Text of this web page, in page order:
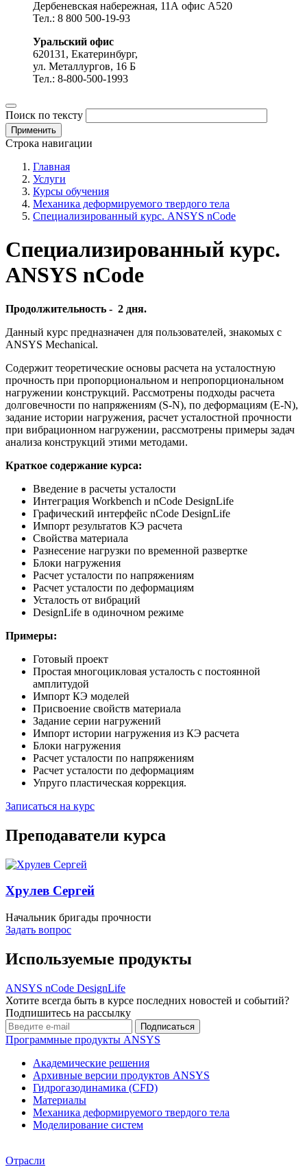
Дербеневская набережная, 11А офис А520
Тел.: 8 800 500-19-93
Уральский офис
620131, Екатеринбург,
ул. Металлургов, 16 Б
Тел.: 8-800-500-1993
Поиск по тексту
Строка навигации
Главная
Услуги
Курсы обучения
Механика деформируемого твердого тела
Специализированный курс. ANSYS nCode
Специализированный курс.
ANSYS nCode
Продолжительность - 2 дня.
Данный курс предназначен для пользователей, знакомых с
ANSYS Mechanical.
Содержит теоретические основы расчета на усталостную
прочность при пропорциональном и непропорциональном
нагружении конструкций. Рассмотрены подходы расчета
долговечности по напряжениям (S-N), по деформациям (E-N),
задание истории нагружения, расчет усталостной прочности
при вибрационном нагружении, рассмотрены примеры задач
анализа конструкций этими методами.
Краткое содержание курса:
Введение в расчеты усталости
Интеграция Workbench и nCode DesignLife
Графический интерфейс nCode DesignLife
Импорт результатов КЭ расчета
Свойства материала
Разнесение нагрузки по временной развертке
Блоки нагружения
Расчет усталости по напряжениям
Расчет усталости по деформациям
Усталость от вибраций
DesignLife в одиночном режиме
Примеры:
Готовый проект
Простая многоцикловая усталость с постоянной
амплитудой
Импорт КЭ моделей
Присвоение свойств материала
Задание серии нагружений
Импорт истории нагружения из КЭ расчета
Блоки нагружения
Расчет усталости по напряжениям
Расчет усталости по деформациям
Упруго пластическая коррекция.
Записаться на курс
Преподаватели курса
Хрулев Сергей
Начальник бригады прочности
Задать вопрос
Используемые продукты
ANSYS nCode DesignLife
Хотите всегда быть в курсе последних новостей и событий?
Подпишитесь на рассылку
Программные продукты ANSYS
Академические решения
Архивные версии продуктов ANSYS
Гидрогазодинамика (CFD)
Материалы
Механика деформируемого твердого тела
Моделирование систем
Отрасли